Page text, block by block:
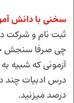
سخنی با دانش
ثبت نام و شرکت
چی صرفا سنجش
آزمونی که شبیه
درس ادبیات چند
درصد میزنید.